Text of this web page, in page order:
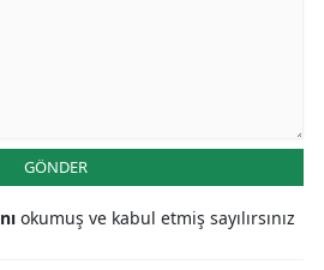
GÖNDER
okumuş ve kabul etmiş sayılırsınız